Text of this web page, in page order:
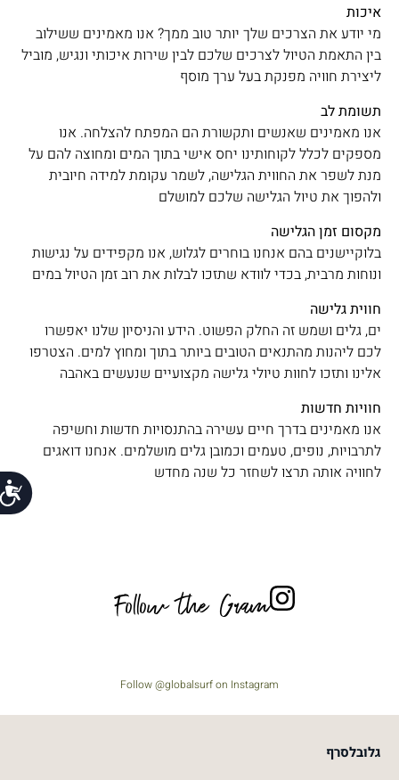
איכות
מי יודע את הצרכים שלך יותר טוב ממך? אנו מאמינים ששילוב
בין התאמת הטיול לצרכים שלכם לבין שירות איכותי ונגיש, מוביל
ליצירת חוויה מפנקת בעל ערך מוסף
תשומת לב
אנו מאמינים שאנשים ותקשורת הם המפתח להצלחה. אנו
מספקים לכלל לקוחותינו יחס אישי בתוך המים ומחוצה להם על
מנת לשפר את החווית הגלישה, לשמר עקומת למידה חיובית
ולהפוך את טיול הגלישה שלכם למושלם
מקסום זמן הגלישה
בלוקיישנים בהם אנחנו בוחרים לגלוש, אנו מקפידים על נגישות
ונוחות מרבית, בכדי לוודא שתזכו לבלות את רוב זמן הטיול במים
חווית גלישה
ים, גלים ושמש זה החלק הפשוט. הידע והניסיון שלנו יאפשרו
לכם ליהנות מהתנאים הטובים ביותר בתוך ומחוץ למים. הצטרפו
אלינו ותזכו לחוות טיולי גלישה מקצועיים שנעשים באהבה
חוויות חדשות
אנו מאמינים בדרך חיים עשירה בהתנסויות חדשות וחשיפה
לתרבויות, נופים, טעמים וכמובן גלים מושלמים. אנחנו דואגים
לחוויה אותה תרצו לשחזר כל שנה מחדש
Follow the Gram
Follow @globalsurf on Instagram
גלובלסרף